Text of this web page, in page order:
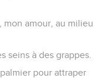
mon amour, au milieu
seins à des grappes.
pour attraper